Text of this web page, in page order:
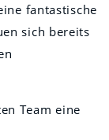
fantastische
sich bereits
Team eine